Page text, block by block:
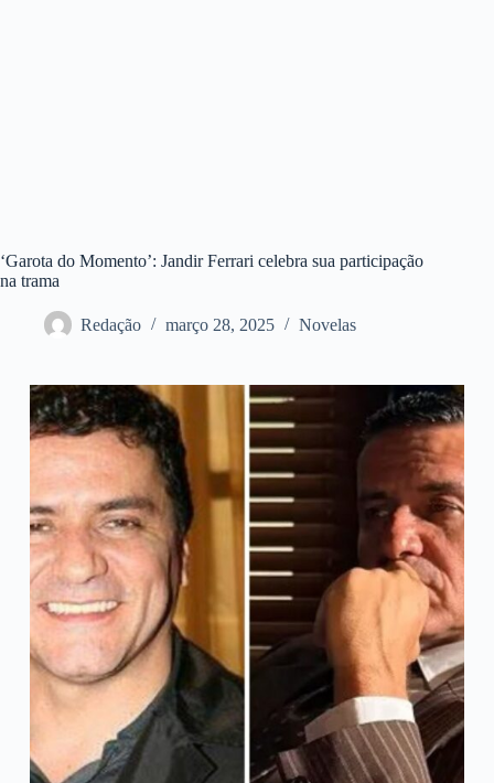
‘Garota do Momento’: Jandir Ferrari celebra sua participação
na trama
Redação março 28, 2025 Novelas